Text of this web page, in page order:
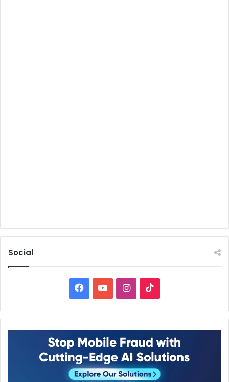
Social
Facebook
YouTubeInstagram